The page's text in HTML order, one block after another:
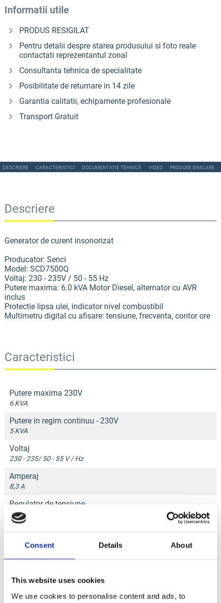
Consent Details About
This website uses cookies
We use cookies to personalise content and ads, to
Informatii utile
PRODUS RESIGILAT
Pentru detalii despre starea produsului si foto reale
contactati reprezentantul zonal
Consultanta tehnica de specialitate
Posibilitate de returnare in 14 zile
Garantia calitatii, echipamente profesionale
Transport Gratuit
DESCRIERE CARACTERISTICI DOCUMENTAȚIE TEHNICĂ VIDEO PRODUSE SIMILARE
Descriere
Generator de curent insonorizat
Producator: Senci
Model: SCD7500Q
Voltaj: 230 - 235V / 50 - 55 Hz
Putere maxima: 6.0 kVA Motor Diesel, alternator cu AVR
inclus
Protectie lipsa ulei, indicator nivel combustibil
Multimetru digital cu afisare: tensiune, frecventa, contor ore
Caracteristici
Putere maxima 230V
6 KVA
Putere in regim continuu - 230V
5 KVA
Voltaj
230 - 235/ 50 - 55 V / Hz
Amperaj
8,3 A
Regulator de tensiune
AVR .
In standard .
Factor de putere
Senci 188FE Diesel